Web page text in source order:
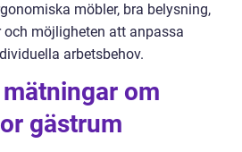
möbler, bra belysning,
möjligheten att anpassa
arbetsbehov.
om
gästrum